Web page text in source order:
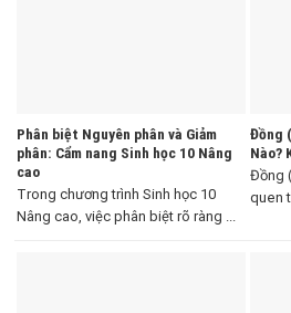
Phân biệt Nguyên phân và Giảm
phân: Cẩm nang Sinh học 10 Nâng
cao
Trong chương trình Sinh học 10
Nâng cao, việc phân biệt rõ ràng ...
Đồng
Nào?
Đồng
quen